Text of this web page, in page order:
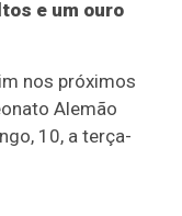
e um ouro
nos próximos
Alemão
10, a terça-